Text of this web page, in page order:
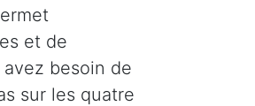
et de
besoin de
sur les quatre